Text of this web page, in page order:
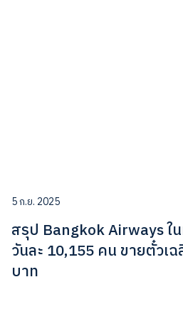
5 ก.ย. 2025
สรุป Bangkok Airways ใ
วันละ 10,155 คน ขายตั๋วเ
บาท